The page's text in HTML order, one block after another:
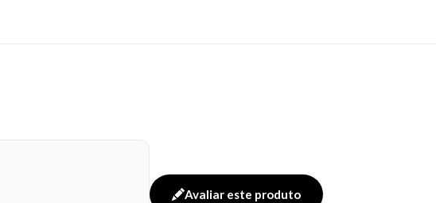
Avaliar este produto